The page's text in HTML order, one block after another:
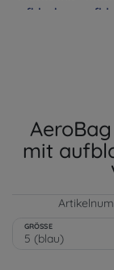
mit
GRÖSSE